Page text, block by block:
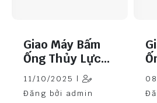
Giao Máy Bấm
Ống Thủy Lực
Samway P32 Về
Khánh Hòa
11/10/2025 |
Đăng bởi admin